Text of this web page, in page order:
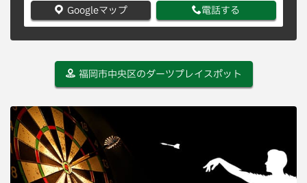
Googleマップ 電話する
福岡市中央区のダーツプレイスポット